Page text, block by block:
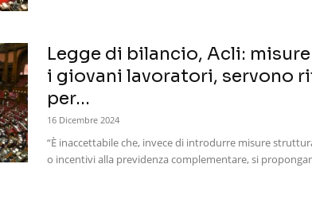
Legge di bilancio, Acli:
i giovani lavoratori, servono
per...
16 Dicembre 2024
“È inaccettabile che, invece di introdurre misure
o incentivi alla previdenza complementare, si